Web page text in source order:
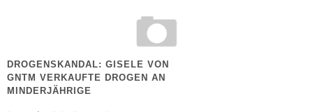
DROGENSKANDAL: GISELE VON
GNTM VERKAUFTE DROGEN AN
MINDERJÄHRIGE